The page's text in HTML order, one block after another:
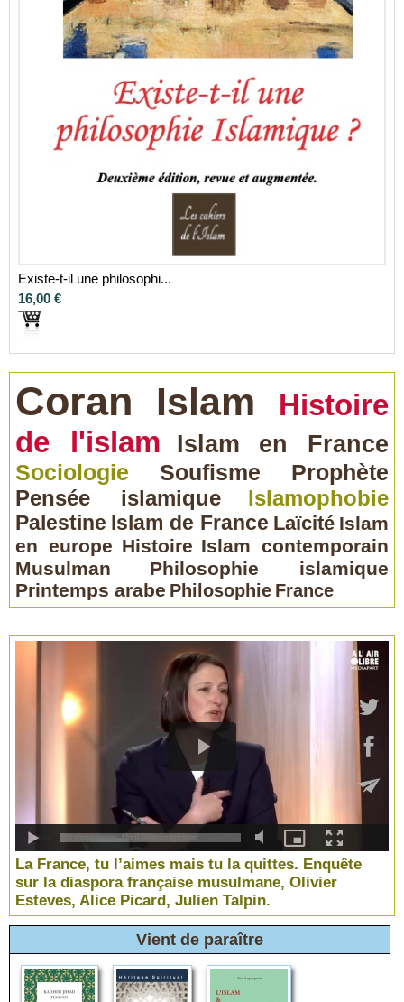
Existe-t-il une philosophi...
16,00 €
Coran Islam
Histoire
de l'islam
Islam en France
Sociologie Soufisme
Prophète
Pensée islamique
Islamophobie
Palestine Islam de France Laïcité Islam
en europe Histoire Islam contemporain
Musulman
Philosophie islamique
Printemps arabe Philosophie France
La France, tu l’aimes mais tu la quittes. Enquête
sur la diaspora française musulmane, Olivier
Esteves, Alice Picard, Julien Talpin.
Vient de paraître